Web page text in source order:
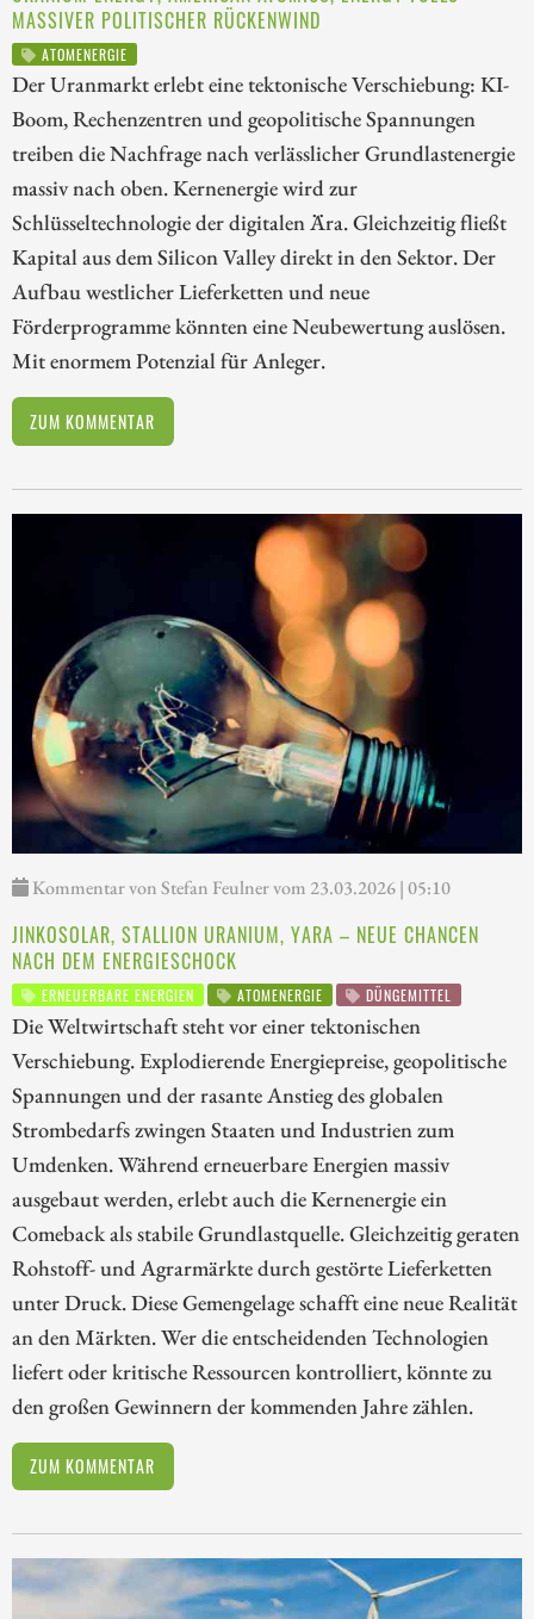
MASSIVER POLITISCHER RÜCKENWIND
ATOMENERGIE
Der Uranmarkt erlebt eine tektonische Verschiebung: KI-
Boom, Rechenzentren und geopolitische Spannungen
treiben die Nachfrage nach verlässlicher Grundlastenergie
massiv nach oben. Kernenergie wird zur
Schlüsseltechnologie der digitalen Ära. Gleichzeitig fließt
Kapital aus dem Silicon Valley direkt in den Sektor. Der
Aufbau westlicher Lieferketten und neue
Förderprogramme könnten eine Neubewertung auslösen.
Mit enormem Potenzial für Anleger.
ZUM KOMMENTAR
Kommentar von Stefan Feulner vom 23.03.2026 | 05:10
JINKOSOLAR, STALLION URANIUM, YARA – NEUE CHANCEN
NACH DEM ENERGIESCHOCK
ERNEUERBARE ENERGIEN ATOMENERGIE DÜNGEMITTEL
Die Weltwirtschaft steht vor einer tektonischen
Verschiebung. Explodierende Energiepreise, geopolitische
Spannungen und der rasante Anstieg des globalen
Strombedarfs zwingen Staaten und Industrien zum
Umdenken. Während erneuerbare Energien massiv
ausgebaut werden, erlebt auch die Kernenergie ein
Comeback als stabile Grundlastquelle. Gleichzeitig geraten
Rohstoff- und Agrarmärkte durch gestörte Lieferketten
unter Druck. Diese Gemengelage schafft eine neue Realität
an den Märkten. Wer die entscheidenden Technologien
liefert oder kritische Ressourcen kontrolliert, könnte zu
den großen Gewinnern der kommenden Jahre zählen.
ZUM KOMMENTAR